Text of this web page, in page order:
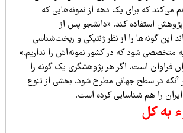
که برای یک دهه از نمونه‌هایی که
استفاده کند. «دانشجو پس از
گونه‌ها را از نظر ژنتیکی و ریخت‌شناسی
شود که در کشور نمونه‌اش را نداریم.»
است، اگر هر پژوهشگری یک گونه را
در سطح جهانی مطرح شود، بخشی از تنوع
هم شناسایی کرده است.
کل